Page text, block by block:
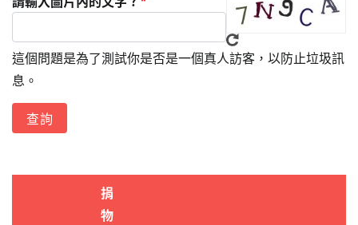
這個問題是為了測試你是否是一個真人訪客，以防止垃圾訊
息。
捐
物